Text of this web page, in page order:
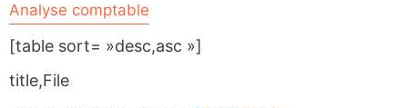
Analyse comptable
[table sort= »desc,asc »]
title,File